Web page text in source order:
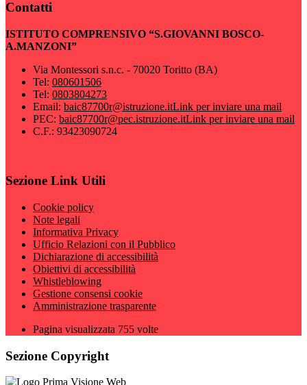
Contatti
ISTITUTO COMPRENSIVO “S.GIOVANNI BOSCO-
A.MANZONI”
Via Montessori s.n.c. - 70020 Toritto (BA)
Tel: 080601506
Tel: 0803804273
Email: baic87700r@istruzione.itLink per inviare una mail
PEC: baic87700r@pec.istruzione.itLink per inviare una mail
C.F.: 93423090724
Sezione Link Utili
Cookie policy
Note legali
Informativa Privacy
Ufficio Relazioni con il Pubblico
Dichiarazione di accessibilità
Obiettivi di accessibilità
Whistleblowing
Gestione consensi cookie
Amministrazione trasparente
Pagina visualizzata 755 volte
Sezione Copyright